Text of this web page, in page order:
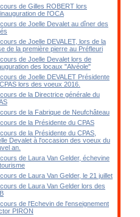
de Gilles ROBERT lors
de l'OCA
de Joelle Devalet au dîner des
de Joelle DEVALET, lors de la
de la première pierre au Préfleuri
de Joelle Devalet lors de
des locaux "Alvéole"
de Joelle DEVALET Présidente
lors des voeux 2016.
de la Directrice générale du
de la Fabrique de Neufchâteau
de la Présidente du CPAS
de la Présidente du CPAS,
Devalet à l'occasion des voeux du
an.
de Laura Van Gelder, échevine
de Laura Van Gelder, le 21 juillet
de Laura Van Gelder lors des
de l'Echevin de l'enseignement
PIRON